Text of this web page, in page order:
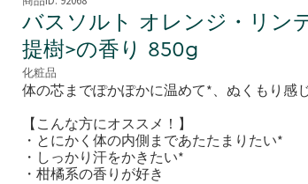
バスソルト オレンジ・リン
提樹>の香り 850g
化粧品
体の芯までぽかぽかに温めて*、ぬくもり感
【こんな方にオススメ！】
・とにかく体の内側まであたたまりたい*
・しっかり汗をかきたい*
・柑橘系の香りが好き